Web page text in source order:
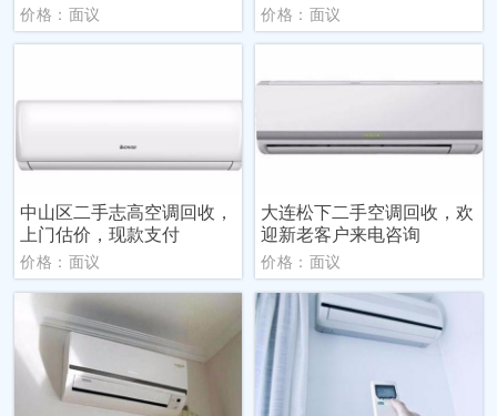
价格：面议 价格：面议
中山区二手志高空调回收，
上门估价，现款支付
价格：面议
大连松下二手空调回收，欢
迎新老客户来电咨询
价格：面议